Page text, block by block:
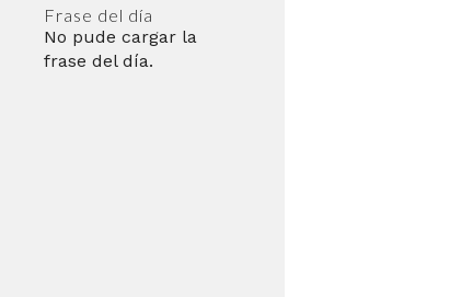
Frase del día
No pude cargar la
frase del día.